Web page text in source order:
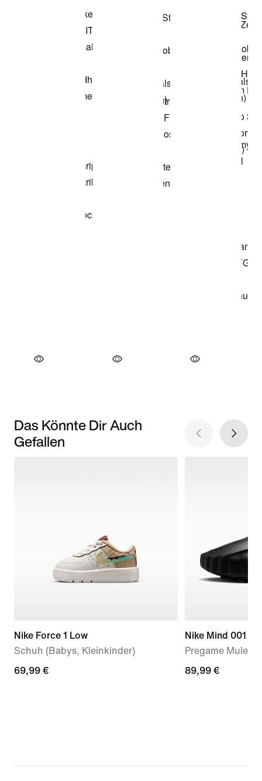
Das Könnte Dir Auch
Gefallen
Nike Force 1 Low
Schuh (Babys, Kleinkinder)
69,99 €
69,99 €
Nike Mind 001
Pregame Mules
89,99 €
89,99 €